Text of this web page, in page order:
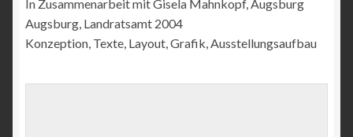
In Zusammenarbeit mit Gisela Mahnkopf, Augsburg
Augsburg, Landratsamt 2004
Konzeption, Texte, Layout, Grafik, Ausstellungsaufbau